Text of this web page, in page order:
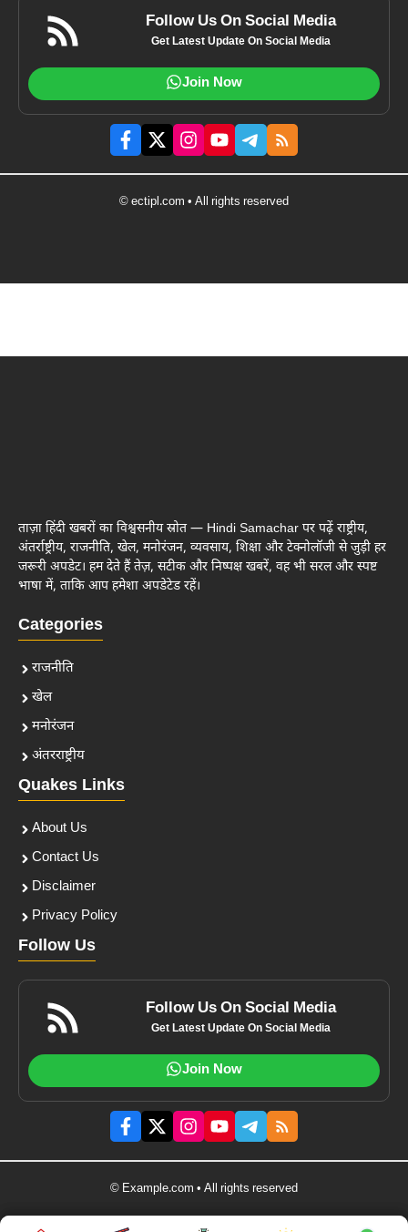
Follow Us On Social Media
Get Latest Update On Social Media
Join Now
© ectipl.com • All rights reserved
ताज़ा हिंदी खबरों का विश्वसनीय स्रोत — Hindi Samachar पर पढ़ें राष्ट्रीय,
अंतर्राष्ट्रीय, राजनीति, खेल, मनोरंजन, व्यवसाय, शिक्षा और टेक्नोलॉजी से जुड़ी हर
जरूरी अपडेट। हम देते हैं तेज़, सटीक और निष्पक्ष खबरें, वह भी सरल और स्पष्ट
भाषा में, ताकि आप हमेशा अपडेटेड रहें।
Categories
राजनीति
खेल
मनोरंजन
अंतरराष्ट्रीय
Quakes Links
About Us
Contact Us
Disclaimer
Privacy Policy
Follow Us
Follow Us On Social Media
Get Latest Update On Social Media
Join Now
© Example.com • All rights reserved